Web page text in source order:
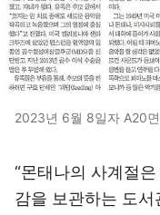
2023년 6월 8일자 A20
“몬태나의 사계절
감을 보관하는 도